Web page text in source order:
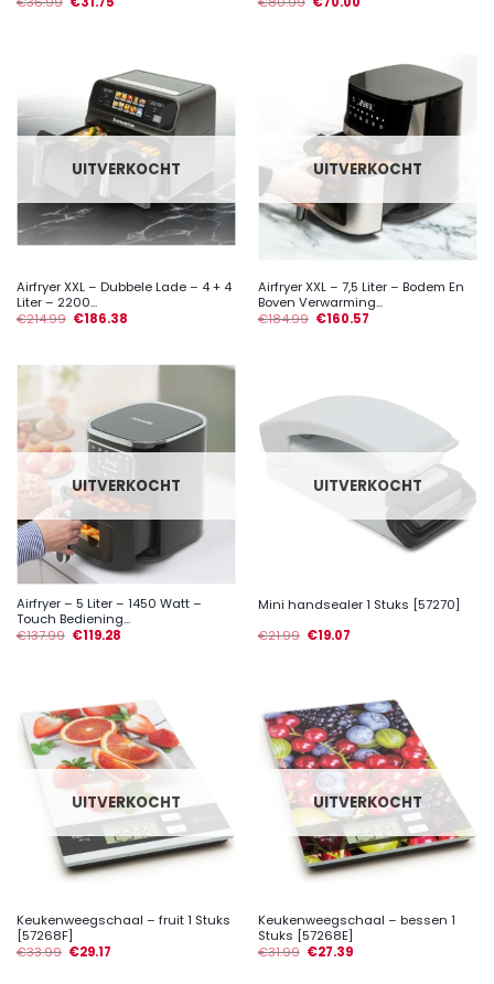
UITVERKOCHT
Airfryer XXL – Dubbele Lade – 4 + 4
Liter – 2200...
€214.99 €186.38
UITVERKOCHT
Airfryer XXL – 7,5 Liter – Bodem En
Boven Verwarming...
€184.99 €160.57
UITVERKOCHT
Airfryer – 5 Liter – 1450 Watt –
Touch Bediening...
€137.99 €119.28
UITVERKOCHT
Mini handsealer 1 Stuks [57270]
€21.99 €19.07
UITVERKOCHT
Keukenweegschaal – fruit 1 Stuks
[57268F]
€33.99 €29.17
UITVERKOCHT
Keukenweegschaal – bessen 1
Stuks [57268E]
€31.99 €27.39